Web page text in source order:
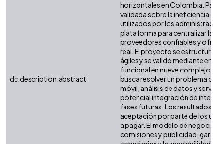
dc.description.abstract
horizontales en Colombia.
validada sobre la ineficiencia
utilizados por los
plataforma para centralizar
proveedores confiables y
real. El proyecto se
ágiles y se validó mediante
funcional en nueve complejos
busca resolver un problema
móvil, análisis de datos y
potencial integración de
fases futuras. Los resultados
aceptación por parte de los
a pagar. El modelo de
comisiones y publicidad,